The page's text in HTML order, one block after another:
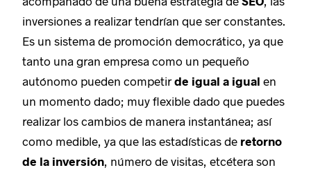
inversiones a realizar tendrían que ser constantes.
Es un sistema de promoción democrático, ya que
tanto una gran empresa como un pequeño
autónomo pueden competirde igual a igual en
un momento dado; muy flexible dado que puedes
realizar los cambios de manera instantánea; así
como medible, ya que las estadísticas de retorno
de la inversión, número de visitas, etcétera son